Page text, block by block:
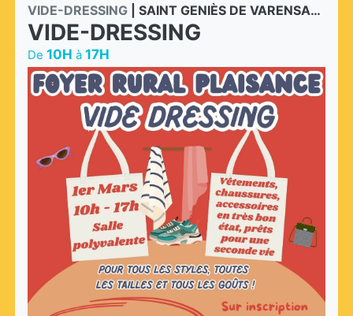
VIDE-DRESSING
SAINT GENIÈS DE VARENSAL - PLAISANCE
VIDE-DRESSING
De 10H à 17H